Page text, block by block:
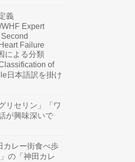
義
Expert
Failure
による分類
of
日本語訳を掛け
リセリン」「ワ
が興味深いで
カレー街食べ歩
の「神田カレ